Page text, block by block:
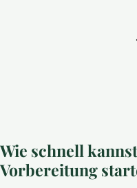
Wie schnell
Vorbereitung